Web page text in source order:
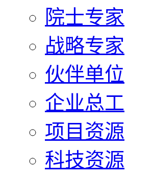
院士专家
战略专家
伙伴单位
企业总工
项目资源
科技资源